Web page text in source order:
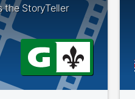
the StoryTeller